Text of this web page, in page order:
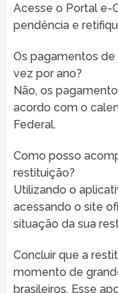
Acesse o Portal e-
pendência e
Os pagamentos
vez por ano?
Não, os
acordo com o
Federal.
Como posso
restituição?
Utilizando o
acessando o site
situação da sua
Concluir que a
momento de
brasileiros. Esse